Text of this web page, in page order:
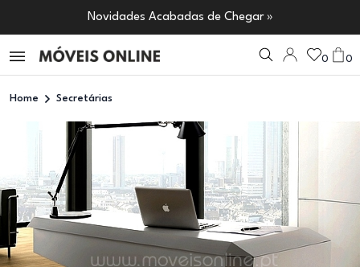
Novidades Acabadas de Chegar »
0 0
Home Secretárias